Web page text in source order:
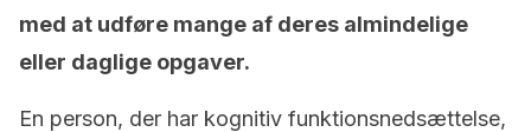
med at udføre mange af deres almindelige
eller daglige opgaver.
En person, der har kognitiv funktionsnedsættelse,